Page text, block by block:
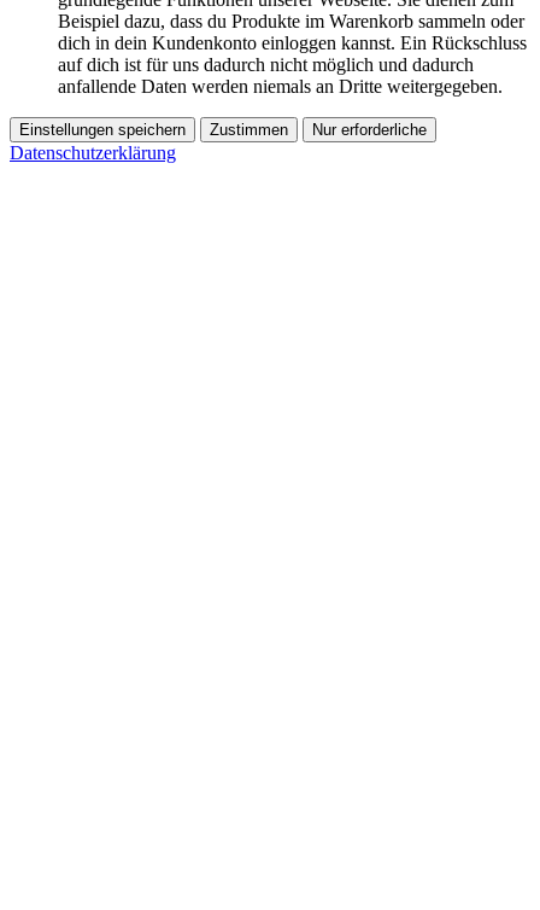
Beispiel dazu, dass du Produkte im Warenkorb sammeln oder
dich in dein Kundenkonto einloggen kannst. Ein Rückschluss
auf dich ist für uns dadurch nicht möglich und dadurch
anfallende Daten werden niemals an Dritte weitergegeben.
Einstellungen speichern Zustimmen Nur erforderliche
Datenschutzerklärung